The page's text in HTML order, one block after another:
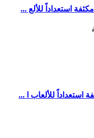
استعداداً للألع ...
للألعاب ا ...